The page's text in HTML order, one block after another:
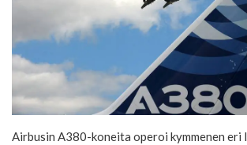
Airbusin A380-koneita operoi kymmenen